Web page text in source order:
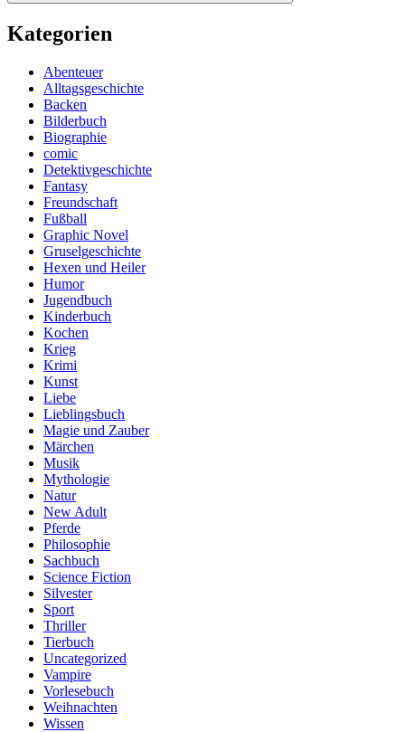
Kategorien
Abenteuer
Alltagsgeschichte
Backen
Bilderbuch
Biographie
comic
Detektivgeschichte
Fantasy
Freundschaft
Fußball
Graphic Novel
Gruselgeschichte
Hexen und Heiler
Humor
Jugendbuch
Kinderbuch
Kochen
Krieg
Krimi
Kunst
Liebe
Lieblingsbuch
Magie und Zauber
Märchen
Musik
Mythologie
Natur
New Adult
Pferde
Philosophie
Sachbuch
Science Fiction
Silvester
Sport
Thriller
Tierbuch
Uncategorized
Vampire
Vorlesebuch
Weihnachten
Wissen